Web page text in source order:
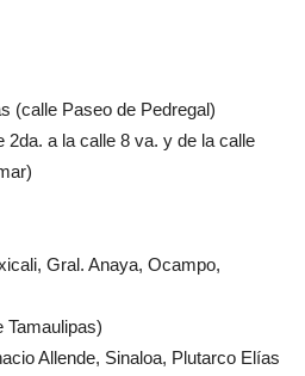
(calle Paseo de Pedregal)
2da. a la calle 8 va. y de la calle
Gral. Anaya, Ocampo,
Tamaulipas)
Allende, Sinaloa, Plutarco Elías